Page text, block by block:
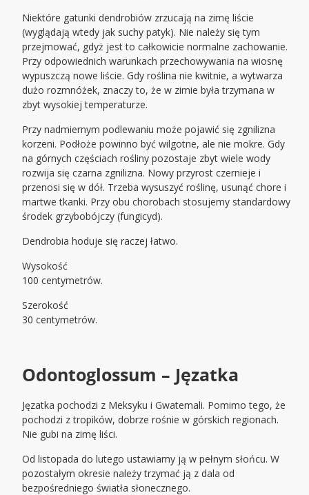
Niektóre gatunki dendrobiów zrzucają na zimę liście
(wyglądają wtedy jak suchy patyk). Nie należy się tym
przejmować, gdyż jest to całkowicie normalne zachowanie.
Przy odpowiednich warunkach przechowywania na wiosnę
wypuszczą nowe liście. Gdy roślina nie kwitnie, a wytwarza
dużo rozmnóżek, znaczy to, że w zimie była trzymana w
zbyt wysokiej temperaturze.
Przy nadmiernym podlewaniu może pojawić się zgnilizna
korzeni. Podłoże powinno być wilgotne, ale nie mokre. Gdy
na górnych częściach rośliny pozostaje zbyt wiele wody
rozwija się czarna zgnilizna. Nowy przyrost czernieje i
przenosi się w dół. Trzeba wysuszyć roślinę, usunąć chore i
martwe tkanki. Przy obu chorobach stosujemy standardowy
środek grzybobójczy (fungicyd).
Dendrobia hoduje się raczej łatwo.
Wysokość
100 centymetrów.
Szerokość
30 centymetrów.
Odontoglossum – Jęzatka
Jęzatka pochodzi z Meksyku i Gwatemali. Pomimo tego, że
pochodzi z tropików, dobrze rośnie w górskich regionach.
Nie gubi na zimę liści.
Od listopada do lutego ustawiamy ją w pełnym słońcu. W
pozostałym okresie należy trzymać ją z dala od
bezpośredniego światła słonecznego.